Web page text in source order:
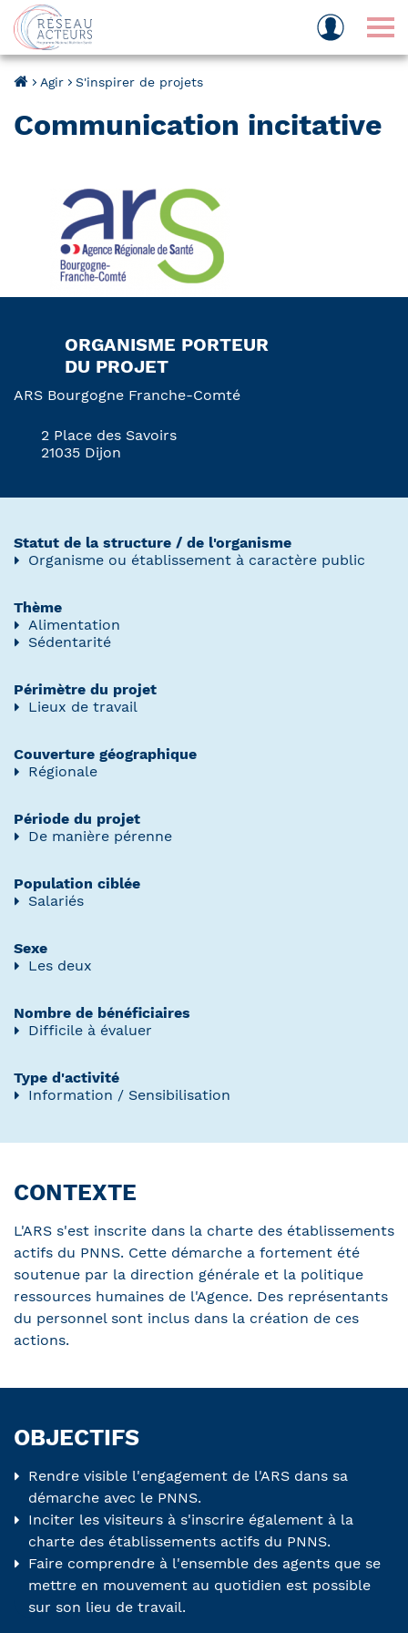
Agir S'inspirer de projets
Communication incitative
ORGANISME PORTEUR
DU PROJET
ARS Bourgogne Franche-Comté
2 Place des Savoirs
21035 Dijon
Statut de la structure / de l'organisme
Organisme ou établissement à caractère public
Thème
Alimentation
Sédentarité
Périmètre du projet
Lieux de travail
Couverture géographique
Régionale
Période du projet
De manière pérenne
Population ciblée
Salariés
Sexe
Les deux
Nombre de bénéficiaires
Difficile à évaluer
Type d'activité
Information / Sensibilisation
CONTEXTE
L'ARS s'est inscrite dans la charte des établissements
actifs du PNNS. Cette démarche a fortement été
soutenue par la direction générale et la politique
ressources humaines de l'Agence. Des représentants
du personnel sont inclus dans la création de ces
actions.
OBJECTIFS
Rendre visible l'engagement de l'ARS dans sa
démarche avec le PNNS.
Inciter les visiteurs à s'inscrire également à la
charte des établissements actifs du PNNS.
Faire comprendre à l'ensemble des agents que se
mettre en mouvement au quotidien est possible
sur son lieu de travail.